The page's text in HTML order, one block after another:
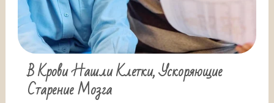
В Крови Нашли Клетки, Ускоряющие
Старение Мозга